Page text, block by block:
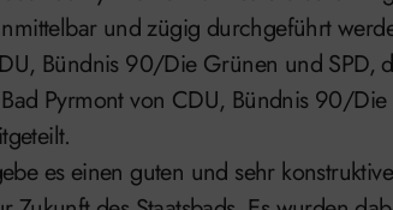
und zügig durchgeführt
Bündnis 90/Die Grünen und SPD,
Pyrmont von CDU, Bündnis 90/
es einen guten und sehr